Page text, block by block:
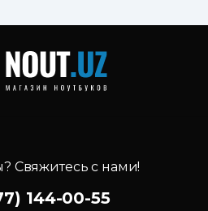
Свяжитесь с нами!
144-00-55